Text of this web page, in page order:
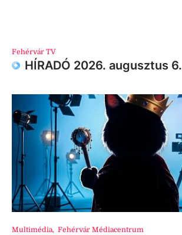
Fehérvár TV
HÍRADÓ 2026. augusztus 6.
Multimédia, Fehérvár Médiacentrum